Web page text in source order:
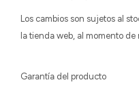
Los cambios son sujetos al
la tienda web, al momento de
Garantía del producto